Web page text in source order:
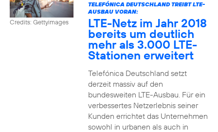
Credits: Gettyimages
TELEFÓNICA DEUTSCHLAND TREIBT LTE-
AUSBAU VORAN:
LTE-Netz im Jahr 2018
bereits um deutlich
mehr als 3.000 LTE-
Stationen erweitert
Telefónica Deutschland setzt
derzeit massiv auf den
bundesweiten LTE-Ausbau. Für ein
verbessertes Netzerlebnis seiner
Kunden errichtet das Unternehmen
sowohl in urbanen als auch in